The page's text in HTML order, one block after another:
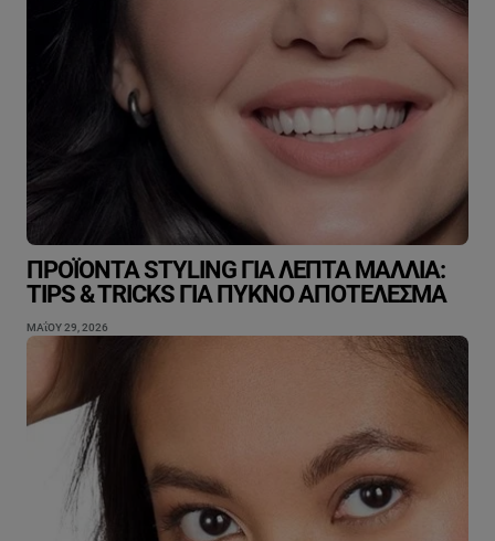
ΠΡΟΪΌΝΤΑ STYLING ΓΙΑ ΛΕΠΤΆ ΜΑΛΛΙΆ:
TIPS & TRICKS ΓΙΑ ΠΥΚΝΌ ΑΠΟΤΈΛΕΣΜΑ
ΜΑΐΟΥ 29, 2026